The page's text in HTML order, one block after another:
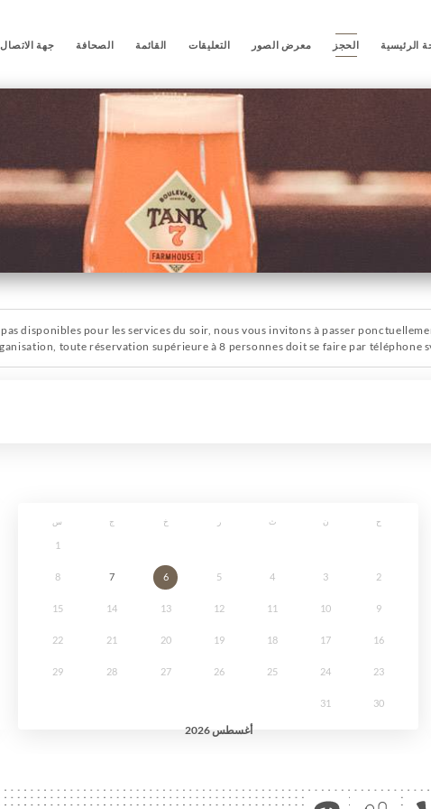
الرئيسية الحجز معرض الصور التعليقات القائمة الصحافة جهة الاتصال